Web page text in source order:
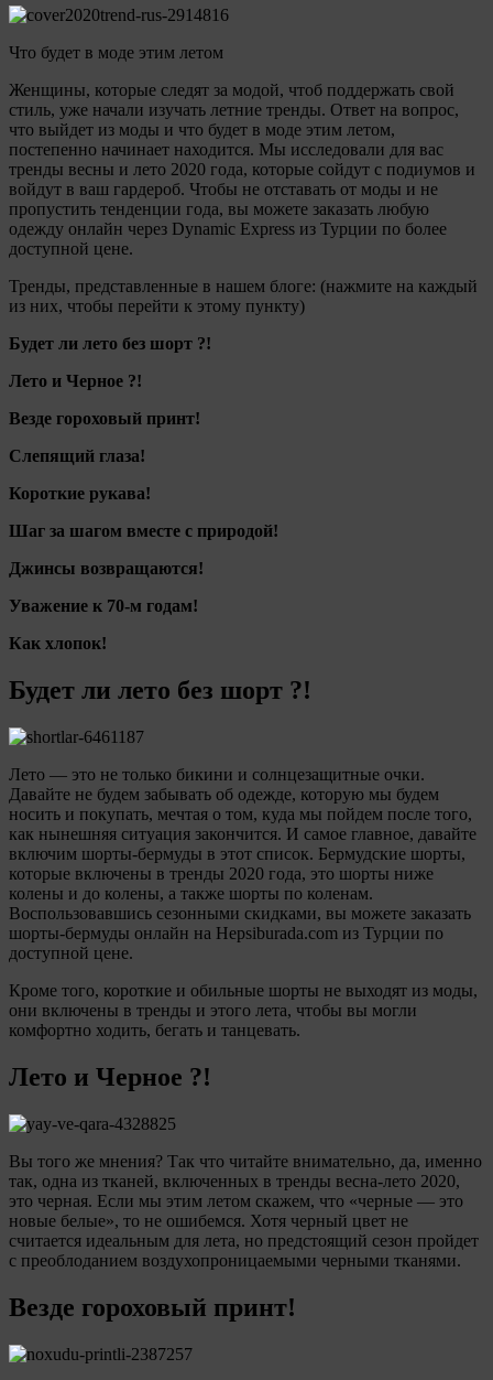
Что будет в моде этим летом
Женщины, которые следят за модой, чтоб поддержать свой
стиль, уже начали изучать летние тренды. Ответ на вопрос,
что выйдет из моды и что будет в моде этим летом,
постепенно начинает находится. Мы исследовали для вас
тренды весны и лето 2020 года, которые сойдут с подиумов и
войдут в ваш гардероб. Чтобы не отставать от моды и не
пропустить тенденции года, вы можете заказать любую
одежду онлайн через Dynamic Express из Турции по более
доступной цене.
Тренды, представленные в нашем блоге: (нажмите на каждый
из них, чтобы перейти к этому пункту)
Будет ли лето без шорт ?!
Лето и Черное ?!
Везде гороховый принт!
Слепящий глаза!
Короткие рукава!
Шаг за шагом вместе с природой!
Джинсы возвращаются!
Уважение к 70-м годам!
Как хлопок!
Будет ли лето без шорт ?!
Лето — это не только бикини и солнцезащитные очки.
Давайте не будем забывать об одежде, которую мы будем
носить и покупать, мечтая о том, куда мы пойдем после того,
как нынешняя ситуация закончится. И самое главное, давайте
включим шорты-бермуды в этот список. Бермудские шорты,
которые включены в тренды 2020 года, это шорты ниже
колены и до колены, а также шорты по коленам.
Воспользовавшись сезонными скидками, вы можете заказать
шорты-бермуды онлайн на Hepsiburada.com из Турции по
доступной цене.
Кроме того, короткие и обильные шорты не выходят из моды,
они включены в тренды и этого лета, чтобы вы могли
комфортно ходить, бегать и танцевать.
Лето и Черное ?!
Вы того же мнения? Так что читайте внимательно, да, именно
так, одна из тканей, включенных в тренды весна-лето 2020,
это черная. Если мы этим летом скажем, что «черные — это
новые белые», то не ошибемся. Хотя черный цвет не
считается идеальным для лета, но предстоящий сезон пройдет
с преоблоданием воздухопроницаемыми черными тканями.
Везде гороховый принт!